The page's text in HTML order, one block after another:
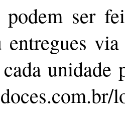
ser
entregues